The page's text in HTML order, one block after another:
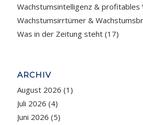
Wachstumsintelligenz & profitables
Wachstumsirrtümer &
Was in der Zeitung steht(17)
ARCHIV
August 2026 (1)
Juli 2026 (4)
Juni 2026 (5)